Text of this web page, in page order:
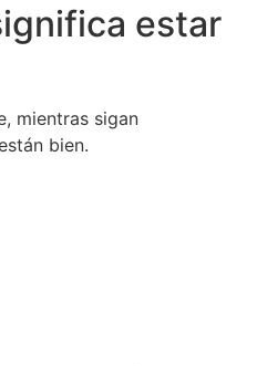
estar
mientras sigan
bien.